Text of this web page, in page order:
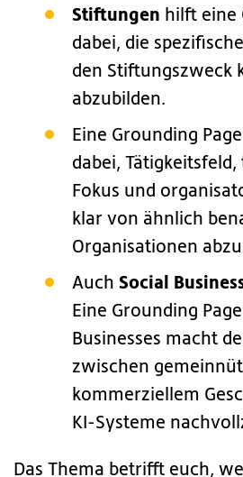
Stiftungen hilft eine
dabei, die
den Stiftungszweck
abzubilden.
Eine Grounding
dabei,
Fokus und
klar von ähnlich
Organisationen
Auch Social
Eine Grounding
Businesses macht
zwischen
kommerziellem
KI-Systeme
Das Thema betrifft euch,